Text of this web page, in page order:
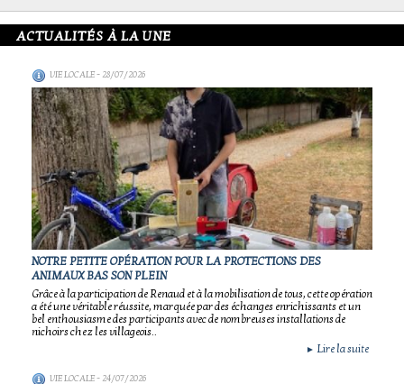
ACTUALITÉS À LA UNE
VIE LOCALE- 28/07/2026
NOTRE PETITE OPÉRATION POUR LA PROTECTIONS DES
ANIMAUX BAS SON PLEIN
Grâce à la participation de Renaud et à la mobilisation de tous, cette opération
a été une véritable réussite, marquée par des échanges enrichissants et un
bel enthousiasme des participants avec de nombreuses installations de
nichoirs chez les villageois..
► Lire la suite
VIE LOCALE- 24/07/2026